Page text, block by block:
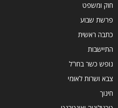
חוק ומשפט
פרשת שבוע
כתבה ראשית
התיישבות
נופש כשר בחו"ל
צבא ושרות לאומי
חינוך